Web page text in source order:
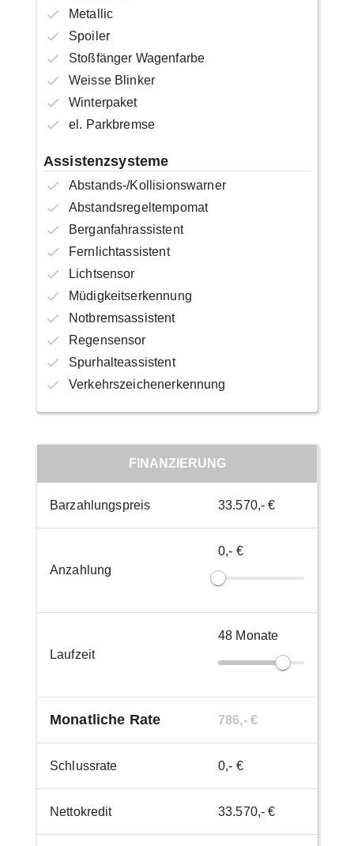
Metallic
Spoiler
Stoßfänger Wagenfarbe
Weisse Blinker
Winterpaket
el. Parkbremse
Assistenzsysteme
Abstands-/Kollisionswarner
Abstandsregeltempomat
Berganfahrassistent
Fernlichtassistent
Lichtsensor
Müdigkeitserkennung
Notbremsassistent
Regensensor
Spurhalteassistent
Verkehrszeichenerkennung
FINANZIERUNG
Barzahlungspreis 33.570,- €
Anzahlung
0,- €
Laufzeit
48 Monate
Monatliche Rate 786,- €
Schlussrate 0,- €
Nettokredit 33.570,- €